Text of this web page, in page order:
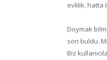
evlilik; hatta
Doymak
son buldu.
Biz